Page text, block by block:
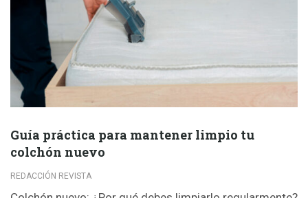
Guía práctica para mantener limpio tu
colchón nuevo
REDACCIÓN REVISTA